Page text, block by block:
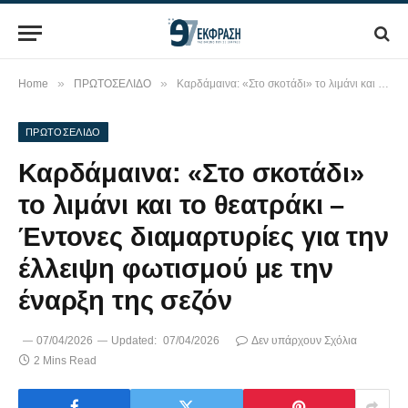
Home » ΠΡΩΤΟΣΕΛΙΔΟ » Καρδάμαινα: «Στο σκοτάδι» το λιμάνι και το θεατράκι – Έντονες διαμαρτυρίες για την έλλειψη φωτισμού με την έναρξη της σεζόν
ΠΡΩΤΟΣΕΛΙΔΟ
Καρδάμαινα: «Στο σκοτάδι»
το λιμάνι και το θεατράκι –
Έντονες διαμαρτυρίες για την
έλλειψη φωτισμού με την
έναρξη της σεζόν
07/04/2026 Updated: 07/04/2026
Δεν υπάρχουν Σχόλια
2 Mins Read